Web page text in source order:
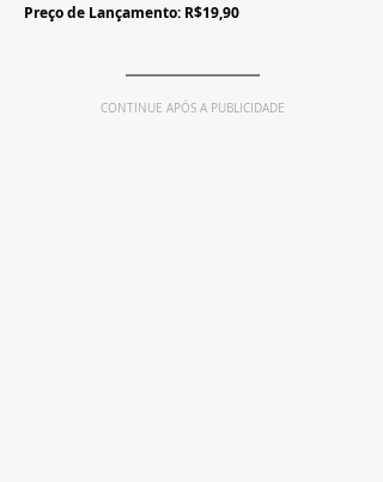
Preço de Lançamento: R$19,90
CONTINUE APÓS A PUBLICIDADE